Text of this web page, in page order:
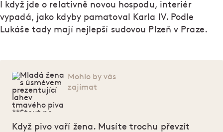
I když jde o relativně novou hospodu, interiér
vypadá, jako kdyby pamatoval Karla IV. Podle
Lukáše tady mají nejlepší sudovou Plzeň v Praze.
Mohlo by vás
zajímat
Když pivo vaří žena. Musíte trochu převzít